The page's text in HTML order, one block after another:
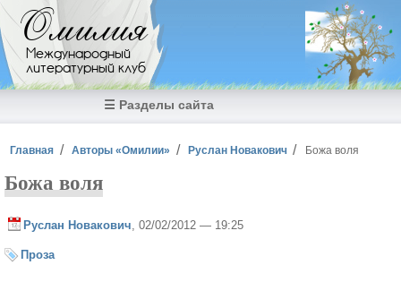
Перейти к основному содержанию
Омилия
Международный
литературный клуб
☰ Разделы сайта
Вы здесь
Главная Авторы «Омилии» Руслан Новакович Божа воля
Божа воля
Руслан Новакович , 02/02/2012 — 19:25
Проза